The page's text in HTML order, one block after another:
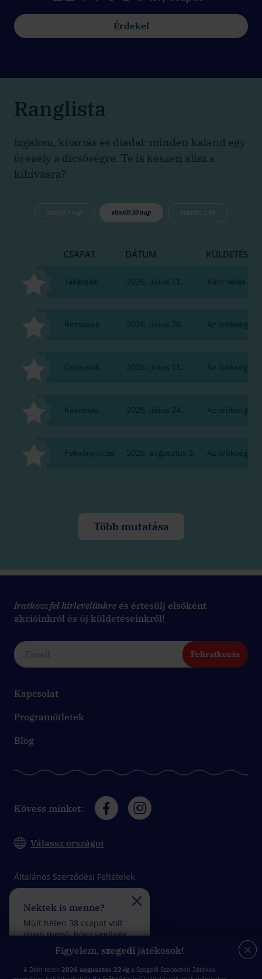
Érdekel
Ranglista
Izgalom, kitartás és diadal: minden kaland egy
új esély a dicsőségre. Te is készen állsz a
kihívásra?
elmúlt 7 nap elmúlt 30 nap elmúlt 1 év
CSAPAT DÁTUM KÜLDETÉS
Takácsék 2026. július 11. Kém-lelés
Rozsasek 2026. július 28. Az örökség
Cédrusok 2026. július 11. Az örökség
Kukimuki 2026. július 24. Az örökség
Fekvőnyolcas 2026. augusztus 2. Az örökség
Több mutatása
Iratkozz fel hírlevelünkre és értesülj elsőként
akcióinkról és új küldetéseinkről!
Feliratkozás
Kapcsolat
Programötletek
Blog
Kövess minket:
Válassz országot
Általános Szerződési Feltételek
Impresszum
Figyelem, szegedijátékosok!
A Dóm téren 2026 augusztus 22-iga Szegedi Szabadtéri Játékok
Nektek is menne?
Múlt héten 38 csapat volt
olyan menő, hogy segítség
felhasználása nélkül
teljesítettek egy küldetést.
kevesebb mint 5 rossz
válasszal teljesítettek egy
küldetést.